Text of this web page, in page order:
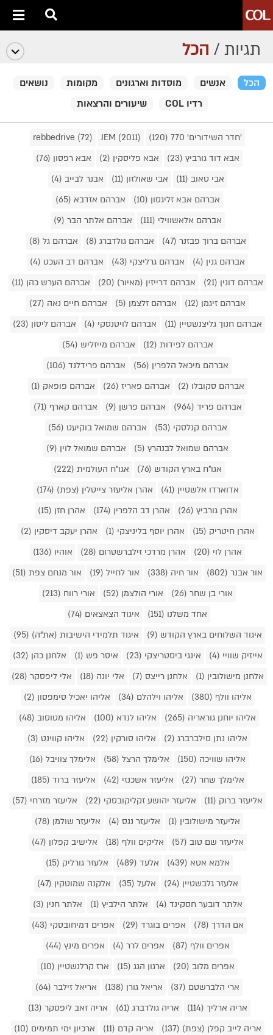
תגיות / הכל
הכל אנשים מוסדות וארגונים מקומות
נושאים
רדיו COL
שיעורים והרצאות
'חדר השידורים' 770 (120) JEM (2011)
rebbedrive (72)
אבא דוד גורביץ (23)
אבא פליסקין (2)
אבא רפסון (76)
אבי טאוב (11)
אבי שאולזון (11)
אבנר לבייב (4)
אברהם אבא זליגסון (10)
אברהם אזדבא (65)
אברהם אלאשווילי (111)
אברהם אלתר הבר (9)
אברהם ברוך פבזנר (47)
אברהם גולדברג (8)
אברהם גל (8)
אברהם גנין (4)
אברהם גרליצקי (43)
אברהם דב העכט (4)
אברהם דונין (21)
אברהם דרייזין (מאיור) (20)
אברהם הערש כהן (11)
אברהם זיגמן (12)
אברהם זלצמן (5)
אברהם חיים נאה (27)
אברהם חנוך גליצנשטיין (11)
אברהם לויטנסקי (4)
אברהם ליסון (23)
אברהם לפידות (12)
אברהם מייזליש (54)
אברהם מיכאל הלפרין (56)
אברהם פרידלנד (106)
אברהם סקובלו (2)
אברהם פאריז (26)
אברהם פופאק (1)
אברהם פריד (964)
אברהם פרשן (9)
אברהם קארף (71)
אברהם קנלסקי (53)
אברהם שמואל בוקיעט (56)
אברהם שמואל לבנהרץ (5)
אברהם שמואל לוין (9)
אגו"ח בארץ הקודש (76)
אגו"ח העולמית (222)
אדוארדו אלשטיין (41)
אהרן אליעזר צייטלין (צפת) (174)
אהרן גורביץ (26)
אהרן דב הלפרין (174)
אהרן חזן (15)
אהרן חיטריק (15)
אהרן יוסף בליניצקי (1)
אהרן יעקב דיסקין (2)
אהרן לוי (20)
אהרן מרדכי זילברשטרום (28)
אוהיו (136)
אור אבנר (802)
אור חיה (338) אור לחייל (19)
אור מנחם צפת (51)
אורי בן שחר (26)
אורי הולצמן (52)
אורי רווח (213)
אחד משלנו (151)
איגוד הצאצאים (74)
איגוד השלוחים בארץ הקודש (9)
איגוד תלמידי הישיבות (את"ה) (95)
אייזיק שוויי (4)
אינגי ביסטריצקי (23) איסר פש (1)
אלחנן כהן (32)
אלחנן מישולובין (1)
אלחנן רייצס (7) אלי יונה (18)
אלי ליפסקר (28)
אליהו וולף (380)
אליהו וילהלם (34)
אליהו יאכיל סימפסון (2)
אליהו יוחנן גוראריה (265)
אליהו לנדא (100)
אליהו מטוסוב (48)
אליהו נתן סילברברג (2)
אליהו סורקין (22)
אליהו קווינט (3)
אליהו שוויכה (150)
אלימלך הרצל (58)
אלימלך צוויבל (16)
אלימלך שחר (27)
אליעזר אשכנזי (42)
אליעזר ברוד (185)
אליעזר ברוק (11)
אליעזר יהושע זקליקובסקי (22)
אליעזר מזרחי (57)
אליעזר מישולובין (1)
אליעזר ננס (4)
אליעזר שולמן (78)
אליעזר שם טוב (57)
אליקים וולף (18)
אלישיב קפלון (47)
אלמא אטא (439)
אלעד (489)
אלעזר גורליק (15)
אלעזר גלבשטיין (24)
אלעל (35)
אלקנה שמוטקין (47)
אלתר דובער חסקינד (4)
אלתר הילביץ (1)
אלתר חנין (3)
אם הדרך (78)
אפרים בוגרד (29)
אפרים דמיחובסקי (43)
אפרים וולף (87)
אפרים לרר (4)
אפרים מינץ (44)
אפרים מלוב (20)
ארגון הגג (15)
ארז קרלנשטיין (10)
ארי הלברשטם (37)
אריאל גורן (138)
אריאל זילבר (64)
אריה ארליך (114)
אריה גולדברג (61)
אריה זאב ליפסקר (13)
אריה לייב קפלן (צפת) (137)
אריה קדם (11)
ארכיון ימי תמימים (10)